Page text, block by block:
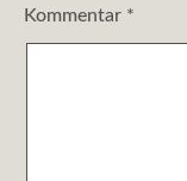
Kommentar *